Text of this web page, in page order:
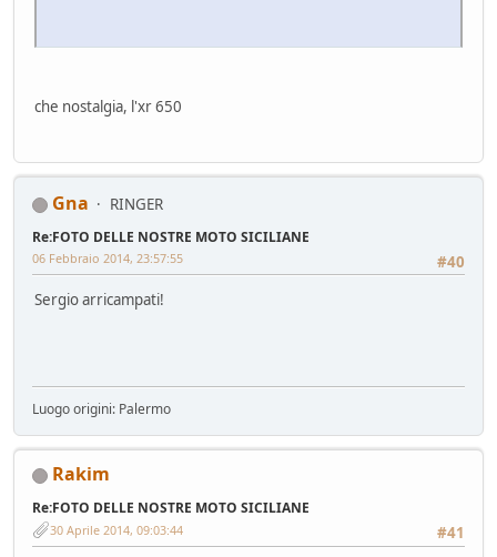
che nostalgia, l'xr 650
Gna RINGER
Re:FOTO DELLE NOSTRE MOTO SICILIANE
#40
06 Febbraio 2014, 23:57:55
Sergio arricampati!
Luogo origini: Palermo
Rakim
Re:FOTO DELLE NOSTRE MOTO SICILIANE
#41
30 Aprile 2014, 09:03:44